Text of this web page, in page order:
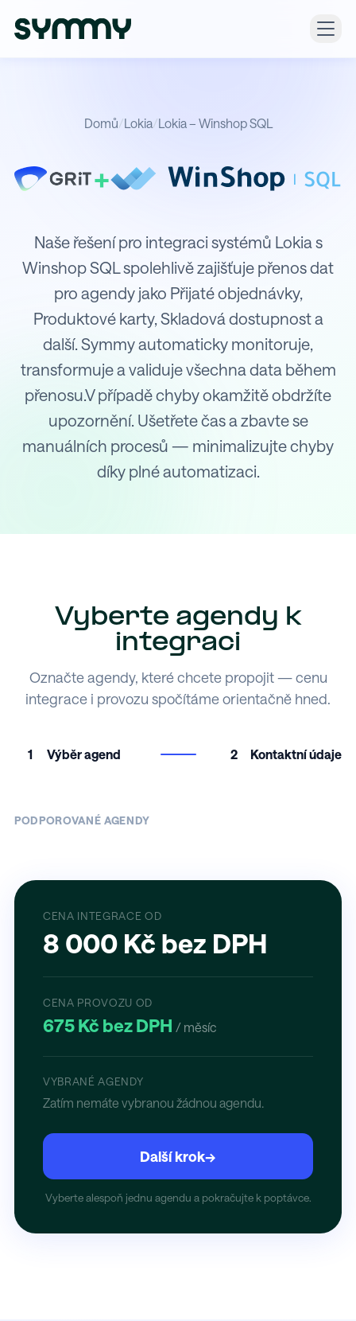
Domů/Lokia/Lokia – Winshop SQL
+
Integrace Lokia s Winshop SQL
Naše řešení pro integraci systémů Lokia s
Winshop SQL spolehlivě zajišťuje přenos dat
pro agendy jako Přijaté objednávky,
Produktové karty, Skladová dostupnost a
další. Symmy automaticky monitoruje,
transformuje a validuje všechna data během
přenosu.V případě chyby okamžitě obdržíte
upozornění. Ušetřete čas a zbavte se
manuálních procesů — minimalizujte chyby
díky plné automatizaci.
Vyberte agendy k
integraci
Označte agendy, které chcete propojit — cenu
integrace i provozu spočítáme orientačně hned.
1 Výběr agend 2 Kontaktní údaje
PODPOROVANÉ AGENDY
CENA INTEGRACE OD
8 000 Kč bez DPH
CENA PROVOZU OD
675 Kč bez DPH / měsíc
VYBRANÉ AGENDY
Zatím nemáte vybranou žádnou agendu.
Další krok→
Vyberte alespoň jednu agendu a pokračujte k poptávce.